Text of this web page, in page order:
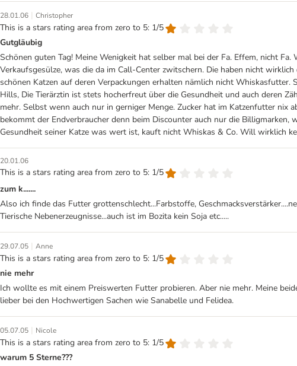
28.01.06 | Christopher
This is a stars rating area from zero to 5: 1/5
Gutgläubig
Schönen guten Tag! Meine Wenigkeit hat selber mal bei der Fa. Effem, nicht
Verkaufsgesülze, was die da im Call-Center zwitschern. Die haben nicht
schönen Katzen auf deren Verpackungen erhalten nämlich nicht
Hills, Die Tierärztin ist stets hocherfreut über die Gesundheit und auch deren
mehr. Selbst wenn auch nur in gerniger Menge. Zucker hat im Katzenfutter nix
bekommt der Endverbraucher denn beim Discounter auch nur die
Gesundheit seiner Katze was wert ist, kauft nicht Whiskas & Co. Will wirklich
20.01.06
This is a stars rating area from zero to 5: 1/5
zum k.......
Also ich finde das Futter grottenschlecht...Farbstoffe,
Tierische Nebenerzeugnisse...auch ist im Bozita kein Soja etc.....
29.07.05 | Anne
This is a stars rating area from zero to 5: 1/5
nie mehr
Ich wollte es mit einem Preiswerten Futter probieren. Aber nie mehr. Meine
lieber bei den Hochwertigen Sachen wie Sanabelle und Felidea.
05.07.05 | Nicole
This is a stars rating area from zero to 5: 1/5
warum 5 Sterne???